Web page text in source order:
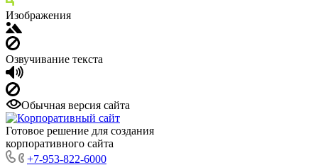
Изображения
Озвучивание текста
Обычная версия сайта
Готовое решение для создания
корпоративного сайта
+7-953-822-6000